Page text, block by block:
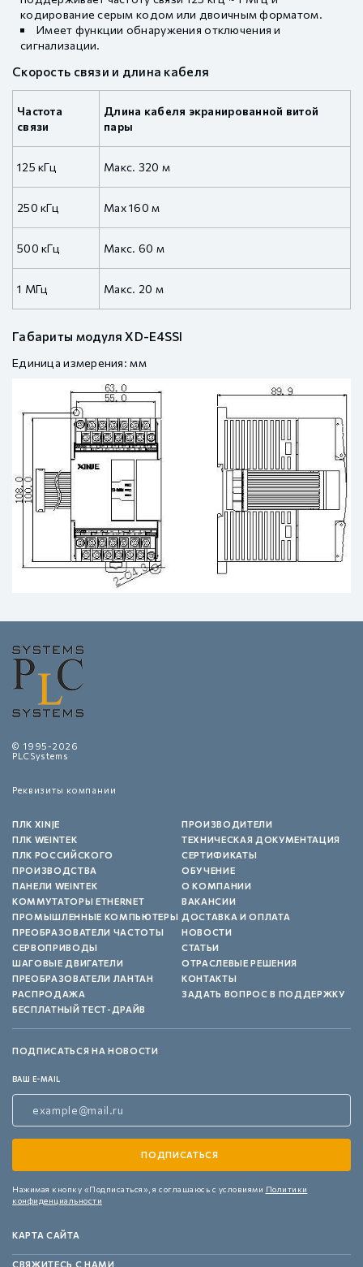
кодирование серым кодом или двоичным форматом.
Имеет функции обнаружения отключения и
сигнализации.
Скорость связи и длина кабеля
Частота
связи
Длина кабеля экранированной витой
пары
125 кГц Макс. 320 м
250 кГц Max 160 м
500 кГц Макс. 60 м
1 МГц Макс. 20 м
Габариты модуля XD-E4SSI
Единица измерения: мм
© 1995-2026
PLCSystems
Реквизиты компании
ПЛК XINJE
ПЛК WEINTEK
ПЛК РОССИЙСКОГО
ПРОИЗВОДСТВА
ПАНЕЛИ WEINTEK
КОММУТАТОРЫ ETHERNET
ПРОМЫШЛЕННЫЕ КОМПЬЮТЕРЫ
ПРЕОБРАЗОВАТЕЛИ ЧАСТОТЫ
СЕРВОПРИВОДЫ
ШАГОВЫЕ ДВИГАТЕЛИ
ПРЕОБРАЗОВАТЕЛИ ЛАНТАН
РАСПРОДАЖА
БЕСПЛАТНЫЙ ТЕСТ-ДРАЙВ
ПРОИЗВОДИТЕЛИ
ТЕХНИЧЕСКАЯ ДОКУМЕНТАЦИЯ
СЕРТИФИКАТЫ
ОБУЧЕНИЕ
О КОМПАНИИ
ВАКАНСИИ
ДОСТАВКА И ОПЛАТА
НОВОСТИ
СТАТЬИ
ОТРАСЛЕВЫЕ РЕШЕНИЯ
КОНТАКТЫ
ЗАДАТЬ ВОПРОС В ПОДДЕРЖКУ
ПОДПИСАТЬСЯ НА НОВОСТИ
ВАШ E-MAIL
Нажимая кнопку «Подписаться», я соглашаюсь с условиями Политики
конфиденциальности
КАРТА САЙТА
СВЯЖИТЕСЬ С НАМИ